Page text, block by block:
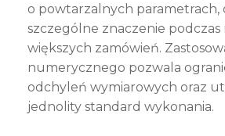
o powtarzalnych parametrach,
szczególne znaczenie podczas
większych zamówień.
numerycznego pozwala
odchyleń wymiarowych oraz
jednolity standard wykonania.